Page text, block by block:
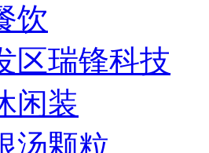
饮
区瑞锋科技
闲装
汤颗粒